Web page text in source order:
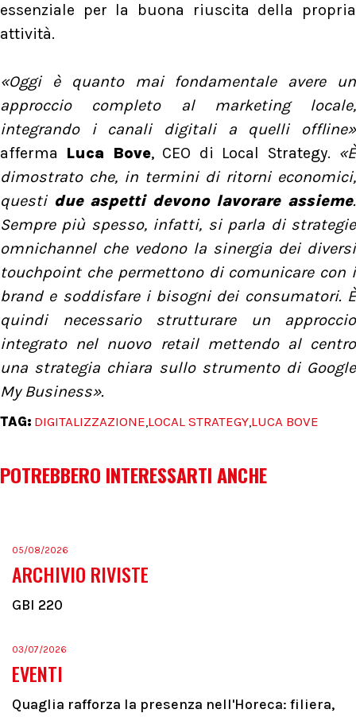
essenziale per la buona riuscita della propria
attività.
«Oggi è quanto mai fondamentale avere un
approccio completo al marketing locale,
integrando i canali digitali a quelli offline»
afferma Luca Bove, CEO di Local Strategy. «È
dimostrato che, in termini di ritorni economici,
questi due aspetti devono lavorare assieme.
Sempre più spesso, infatti, si parla di strategie
omnichannel che vedono la sinergia dei diversi
touchpoint che permettono di comunicare con i
brand e soddisfare i bisogni dei consumatori. È
quindi necessario strutturare un approccio
integrato nel nuovo retail mettendo al centro
una strategia chiara sullo strumento di Google
My Business».
TAG: DIGITALIZZAZIONE,LOCAL STRATEGY,LUCA BOVE
POTREBBERO INTERESSARTI ANCHE
05/08/2026
ARCHIVIO RIVISTE
GBI 220
03/07/2026
EVENTI
Quaglia rafforza la presenza nell'Horeca: filiera,